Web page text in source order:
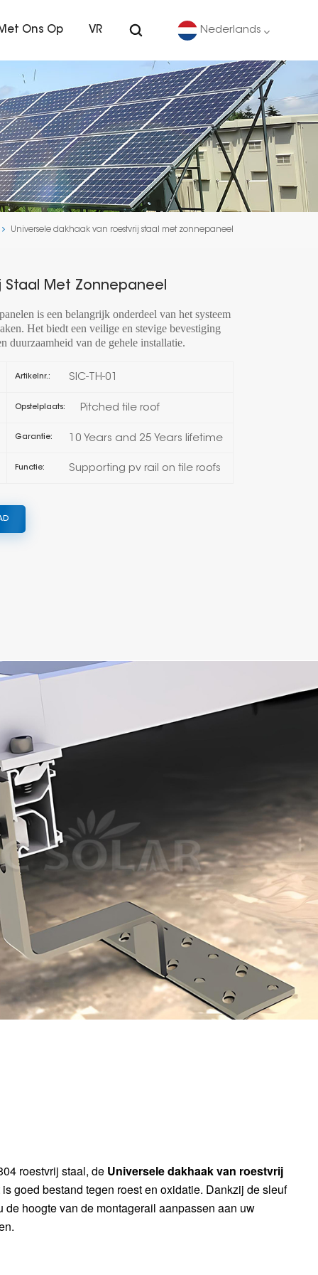
Ons Op VR Nederlands
English
Deutsch
español
português
日本語
Universele dakhaak van roestvrij staal met zonnepaneel
Staal Met Zonnepaneel
is een belangrijk onderdeel van het systeem
Het biedt een veilige en stevige bevestiging
duurzaamheid van de gehele installatie.
Artikelnr.: SIC-TH-01
Opstelplaats: Pitched tile roof
Garantie: 10 Years and 25 Years lifetime
Functie: Supporting pv rail on tile roofs
roestvrij staal, de Universele dakhaak van roestvrij
goed bestand tegen roest en oxidatie. Dankzij de sleuf
de hoogte van de montagerail aanpassen aan uw